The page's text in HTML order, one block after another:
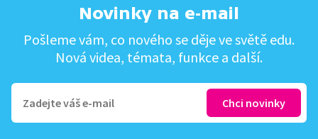
Novinky na e-mail
Pošleme vám, co nového se děje ve světě edu.
Nová videa, témata, funkce a další.